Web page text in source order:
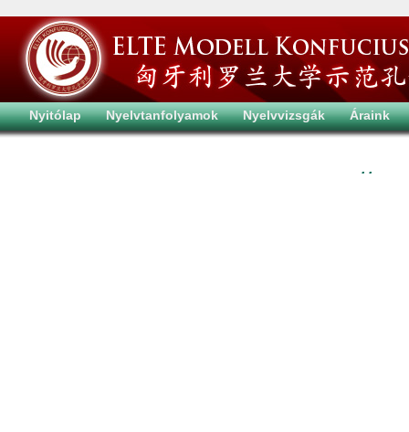
Nyitólap Nyelvtanfolyamok Nyelvvizsgák Áraink
. .